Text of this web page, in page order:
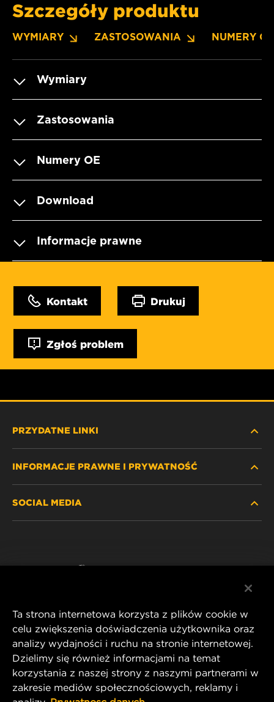
Szczegóły produktu
WYMIARY ZASTOSOWANIA NUMERY OE
Wymiary
Zastosowania
Numery OE
Download
Informacje prawne
Kontakt Drukuj
Zgłoś problem
PRZYDATNE LINKI
GDZIE KUPIĆ
INFORMACJE PRAWNE I PRYWATNOŚĆ
SOCIAL MEDIA
MANN+HUMMEL FT Poland
ul. Wrocławska 145,
63-800 GOSTYŃ, POLAND
Tel. +48 65 572 89 00
Ta strona internetowa korzysta z plików cookie w
celu zwiększenia doświadczenia użytkownika oraz
analizy wydajności i ruchu na stronie internetowej.
Dzielimy się również informacjami na temat
korzystania z naszej strony z naszymi partnerami w
zakresie mediów społecznościowych, reklamy i